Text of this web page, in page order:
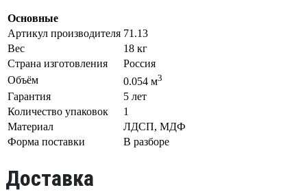
Основные
Артикул производителя 71.13
Вес
18 кг
Страна изготовления
Россия
Объём
0.054 м3
Гарантия
5 лет
Количество упаковок
1
Материал
ЛДСП, МДФ
Форма поставки
В разборе
Доставка